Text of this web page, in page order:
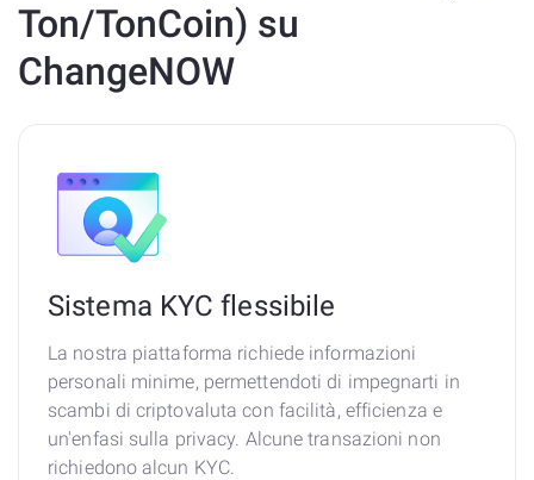
Ton/TonCoin) su
ChangeNOW
Sistema KYC flessibile
La nostra piattaforma richiede informazioni
personali minime, permettendoti di impegnarti in
scambi di criptovaluta con facilità, efficienza e
un'enfasi sulla privacy. Alcune transazioni non
richiedono alcun KYC.